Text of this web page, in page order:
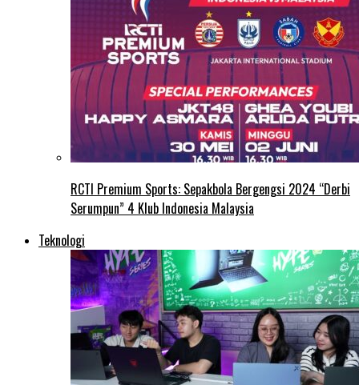
RCTI Premium Sports: Sepakbola Bergengsi 2024 “Derbi
Serumpun” 4 Klub Indonesia Malaysia
Teknologi